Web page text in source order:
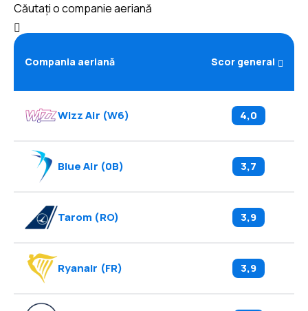
Căutați o companie aeriană
Compania aeriană Scor general
Wizz Air (W6) 4,0
Blue Air (0B) 3,7
Tarom (RO) 3,9
Ryanair (FR) 3,9